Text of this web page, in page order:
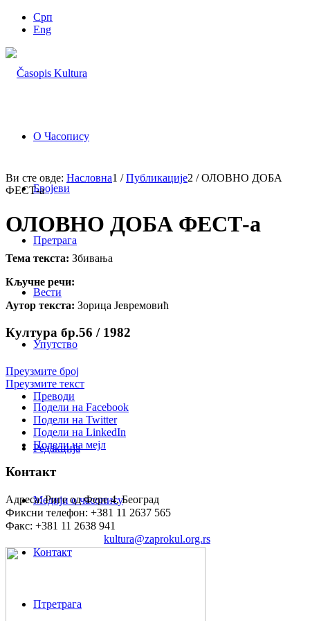
Срп
Eng
О Часопису
Бројеви
Претрага
Вести
Упутство
Преводи
Редакција
Медији о часопису
Контакт
Птретрага
Ви сте овде: Насловна1 / Публикације2 / ОЛОВНО ДОБА
ФЕСТ-а
ОЛОВНО ДОБА ФЕСТ-а
Тема текста: Збивања
Кључне речи:
Аутор текста: Зорица Јевремовић
Култура бр.56 / 1982
Преузмите број
Преузмите текст
Подели на Facebook
Подели на Twitter
Подели на LinkedIn
Подели на мејл
Контакт
Адреса: Риге од Фере 4, Београд
Фиксни телефон: +381 11 2637 565
Факс: +381 11 2638 941
kultura@zaprokul.org.rs